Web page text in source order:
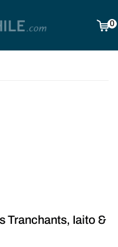
0
Tranchants, Iaito &